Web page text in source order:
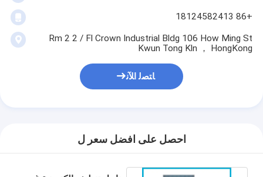
+86 18124582413
Rm 2 2 / Fl Crown Industrial Bldg 106 How Ming St
Kwun Tong Kln ， HongKong
ﺎﺘﺼﻟ ﺍﻶﻧ
احصل على افضل سعر ل